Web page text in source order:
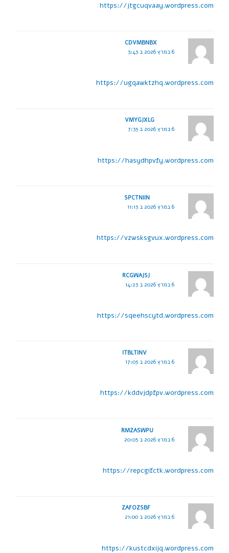
https://jtgcuqvaay.wordpress.com
CDVMBNBX
6 במרץ 2026 ב 3:43
https://ugqawktzhq.wordpress.com
VMYGJXLG
6 במרץ 2026 ב 7:35
https://hasydhpvfy.wordpress.com
SPCTNIIN
6 במרץ 2026 ב 11:13
https://vzwsksgvux.wordpress.com
RCGWAJSJ
6 במרץ 2026 ב 14:23
https://sqeehscytd.wordpress.com
ITBLTINV
6 במרץ 2026 ב 17:05
https://kddvjdpfpv.wordpress.com
RMZASWPU
6 במרץ 2026 ב 20:05
https://repcgifctk.wordpress.com
ZAFOZSBF
6 במרץ 2026 ב 21:00
https://kustcdxijq.wordpress.com